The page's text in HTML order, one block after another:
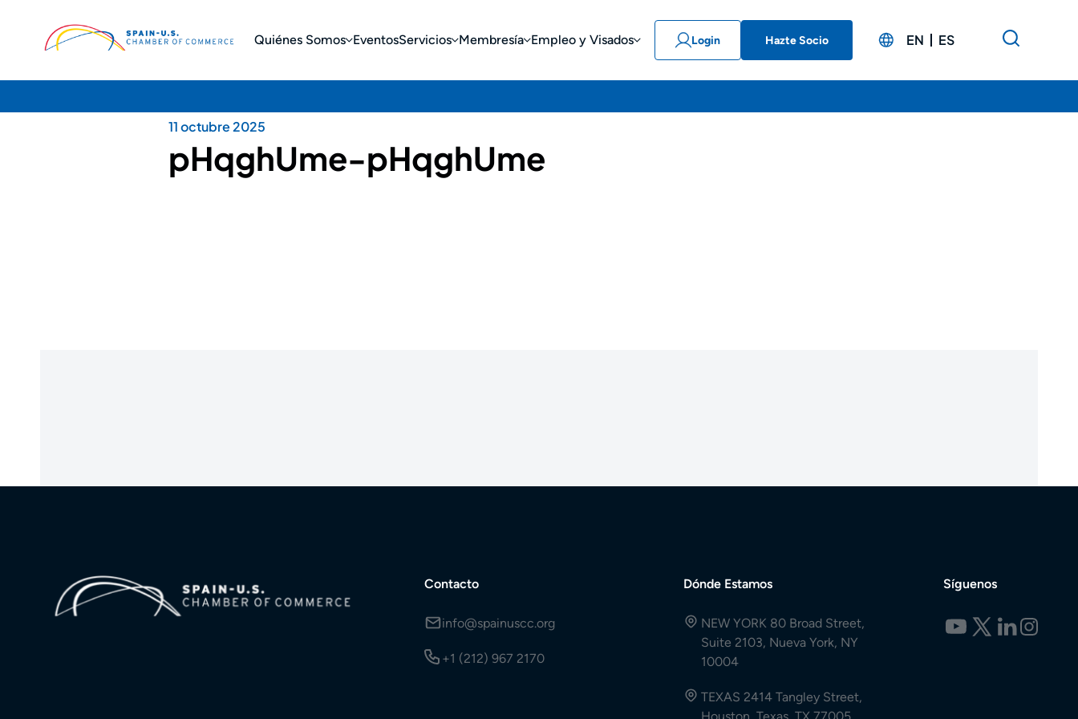
Quiénes Somos EventosServicios Membresía Empleo y Visados Login Hazte Socio EN ES
11 octubre 2025
pHqghUme-pHqghUme
Contacto
info@spainuscc.org
+1 (212) 967 2170
Dónde Estamos
NEW YORK 80 Broad Street,
Suite 2103, Nueva York, NY
10004
TEXAS 2414 Tangley Street,
Síguenos